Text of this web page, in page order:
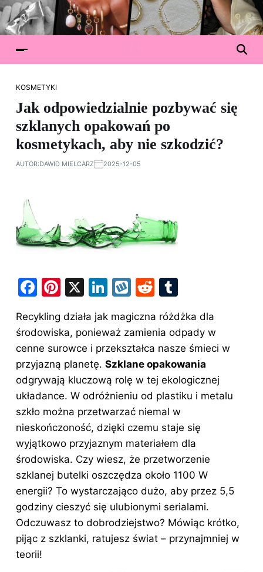
KOSMETYKI
Jak odpowiedzialnie pozbywać się
szklanych opakowań po
kosmetykach, aby nie szkodzić?
AUTOR:DAWID MIELCARZ 2025-12-05
F
c
e
b
o
o
k
Pi
er
e
st
X
Li
k
e
dI
n
W
k
o
p
R
d
di
t
m
bl
r
Recykling działa jak magiczna różdżka dla
środowiska, ponieważ zamienia odpady w
cenne surowce i przekształca nasze śmieci w
przyjazną planetę. Szklane opakowania
odgrywają kluczową rolę w tej ekologicznej
układance. W odróżnieniu od plastiku i metalu
szkło można przetwarzać niemal w
nieskończoność, dzięki czemu staje się
wyjątkowo przyjaznym materiałem dla
środowiska. Czy wiesz, że przetworzenie
szklanej butelki oszczędza około 1100 W
energii? To wystarczająco dużo, aby przez 5,5
godziny cieszyć się ulubionymi serialami.
Odczuwasz to dobrodziejstwo? Mówiąc krótko,
pijąc z szklanki, ratujesz świat – przynajmniej w
teorii!